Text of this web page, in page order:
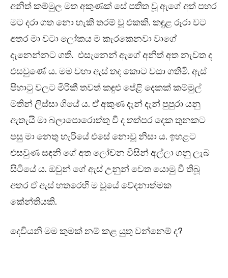
අනිත් කම්මුල මත අකුණක් සේ පතිත වූ ඇගේ අත් පහර
මට දරා ගත නො හැකි තරම් වූ එකකි. කඳුළ රූරා වට
අතර මා වටා ලෝකය ම කැරකෙනවා වාගේ
දැනෙන්නට ගති. එසැනෙන් ඇගේ අනිත් අත නැවත ද
එසවුණේ ය. මම වහා ඇස් තද කොට වසා ගතිමි. ඇස්
පිහාටු වලට මිරිකී තවත් කඳුළු පේළි දෙකක් කම්මුල්
මතින් ලිස්සා ගියේ ය. ඒ අකුණ දැන් දැන් පුපුරා යනු
ඇතැයි මා බලාපොරොත්තු වී ද තත්පර දෙක තුනකට
පසු මා නෙතු හැරියේ එසේ නොවූ නිසා ය. ඉහළට
එසවුණ සඳනි ගේ අත ලෝචන විසින් අල්ලා ගනු ලැබ
සිටියේ ය. ඔවුන් ගේ ඇස් උනුන් වෙත යොමු වී තිබූ
අතර ඒ ඇස් හතරෙහි ම වූයේ වේදනාත්මක
කේන්තියකි.
දෙවියනි මම කුමක් නම් කළ යුතු වන්නෙම් ද?